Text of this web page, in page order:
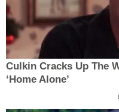
Culkin Cracks Up The
‘Home Alone’